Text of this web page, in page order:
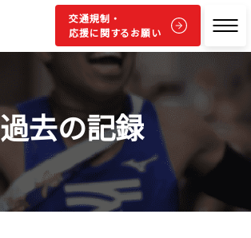
交通規制・
応援に関するお願い
過去の記録